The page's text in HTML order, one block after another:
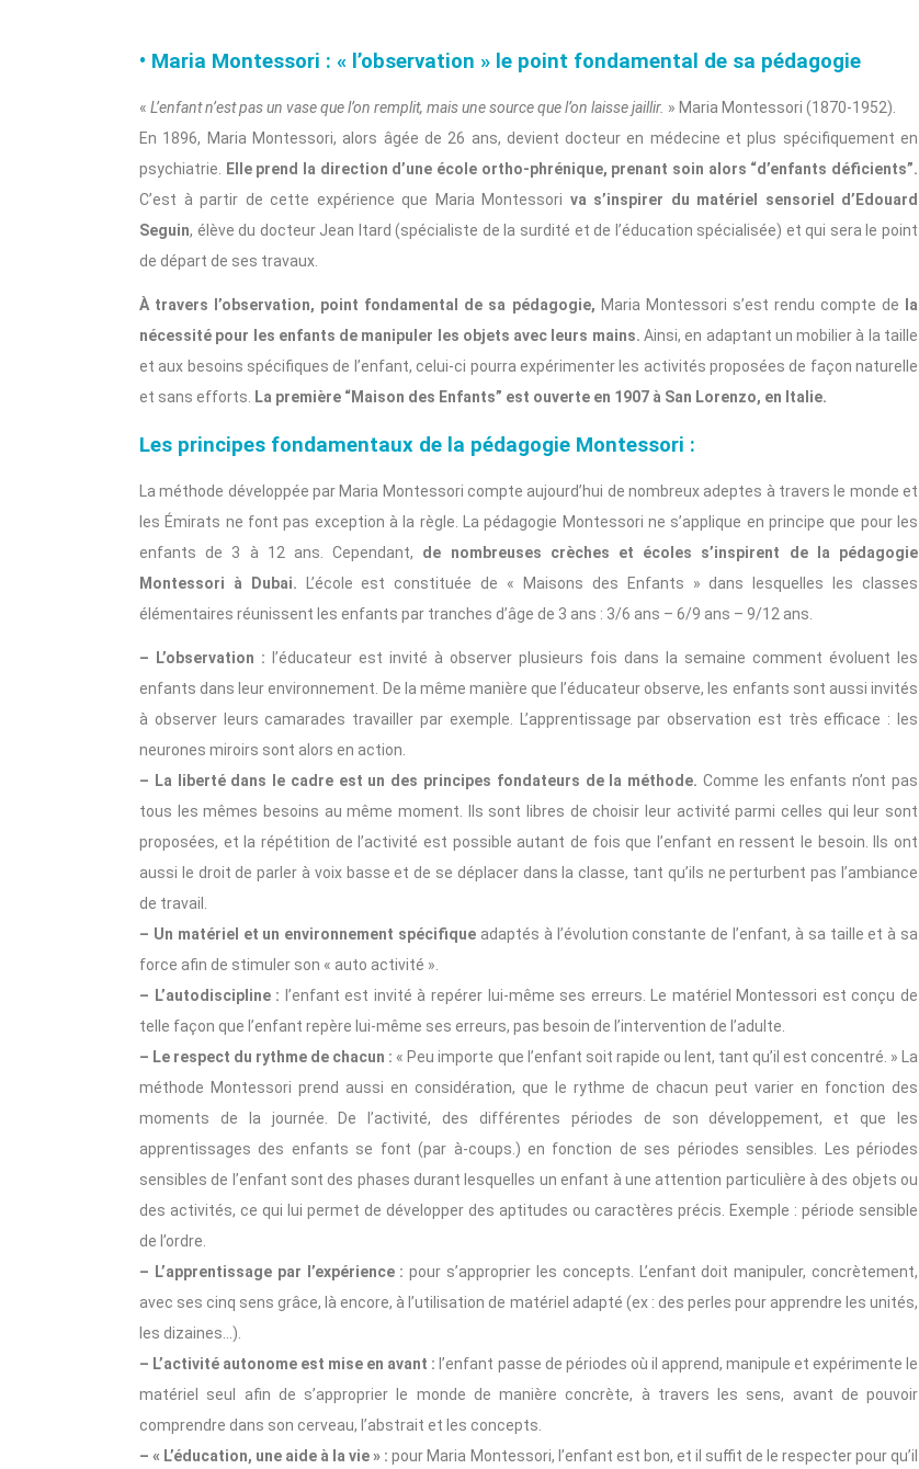
• Maria Montessori : « l’observation » le point fondamental de sa pédagogie
« L’enfant n’est pas un vase que l’on remplit, mais une source que l’on laisse jaillir. » Maria Montessori (1870-1952).
En 1896, Maria Montessori, alors âgée de 26 ans, devient docteur en médecine et plus spécifiquement en
psychiatrie.
Elle prend la direction d’une école ortho-phrénique, prenant soin alors “d’enfants déficients”.
C’est à partir de cette expérience que Maria Montessori va s’inspirer du matériel sensoriel d’Edouard
Seguin, élève du docteur Jean Itard (spécialiste de la surdité et de l’éducation spécialisée) et qui sera le point
de départ de ses travaux.
À travers l’observation, point fondamental de sa pédagogie, Maria Montessori s’est rendu compte de
la
nécessité pour les enfants de manipuler les objets avec leurs mains. Ainsi, en adaptant un mobilier à la taille
et aux besoins spécifiques de l’enfant, celui-ci pourra expérimenter les activités proposées de façon naturelle
et sans efforts.
La première “Maison des Enfants” est ouverte en 1907 à San Lorenzo, en Italie.
Les principes fondamentaux de la pédagogie Montessori :
La méthode développée par Maria Montessori compte aujourd’hui de nombreux adeptes à travers le monde et
les Émirats ne font pas exception à la règle. La pédagogie Montessori ne s’applique en principe que pour les
enfants de 3 à 12 ans. Cependant, de nombreuses crèches et écoles s’inspirent de la pédagogie
Montessori à Dubai. L’école est constituée de « Maisons des Enfants » dans lesquelles les classes
élémentaires réunissent les enfants par tranches d’âge de 3 ans : 3/6 ans – 6/9 ans – 9/12 ans.
– L’observation : l’éducateur est invité à observer plusieurs fois dans la semaine comment évoluent les
enfants dans leur environnement. De la même manière que l’éducateur observe, les enfants sont aussi invités
à observer leurs camarades travailler par exemple. L’apprentissage par observation est très efficace : les
neurones miroirs sont alors en action.
– La liberté dans le cadre est un des principes fondateurs de la méthode. Comme les enfants n’ont pas
tous les mêmes besoins au même moment. Ils sont libres de choisir leur activité parmi celles qui leur sont
proposées, et la répétition de l’activité est possible autant de fois que l’enfant en ressent le besoin. Ils ont
aussi le droit de parler à voix basse et de se déplacer dans la classe, tant qu’ils ne perturbent pas l’ambiance
de travail.
– Un matériel et un environnement spécifique adaptés à l’évolution constante de l’enfant, à sa taille et à sa
force afin de stimuler son « auto activité ».
– L’autodiscipline : l’enfant est invité à repérer lui-même ses erreurs. Le matériel Montessori est conçu de
telle façon que l’enfant repère lui-même ses erreurs, pas besoin de l’intervention de l’adulte.
– Le respect du rythme de chacun : « Peu importe que l’enfant soit rapide ou lent, tant qu’il est concentré. » La
méthode Montessori prend aussi en considération, que le rythme de chacun peut varier en fonction des
moments de la journée. De l’activité, des différentes périodes de son développement, et que les
apprentissages des enfants se font (par à-coups.) en fonction de ses périodes sensibles. Les périodes
sensibles de l’enfant sont des phases durant lesquelles un enfant à une attention particulière à des objets ou
des activités, ce qui lui permet de développer des aptitudes ou caractères précis. Exemple : période sensible
de l’ordre.
– L’apprentissage par l’expérience : pour s’approprier les concepts. L’enfant doit manipuler, concrètement,
avec ses cinq sens grâce, là encore, à l’utilisation de matériel adapté (ex : des perles pour apprendre les unités,
les dizaines…).
– L’activité autonome est mise en avant : l’enfant passe de périodes où il apprend, manipule et expérimente le
matériel seul afin de s’approprier le monde de manière concrète, à travers les sens, avant de pouvoir
comprendre dans son cerveau, l’abstrait et les concepts.
– « L’éducation, une aide à la vie » : pour Maria Montessori, l’enfant est bon, et il suffit de le respecter pour qu’il